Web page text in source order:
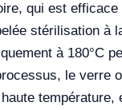
qui est
stérilisation à
à 180°C
le verre
température,